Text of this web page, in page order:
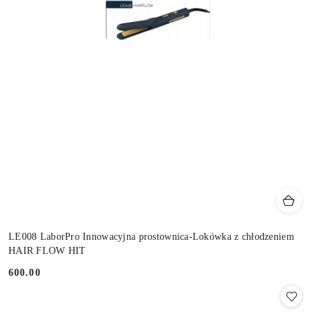
LE008 LaborPro Innowacyjna prostownica-Lokówka z chłodzeniem
HAIR FLOW HIT
Cena:
600.00